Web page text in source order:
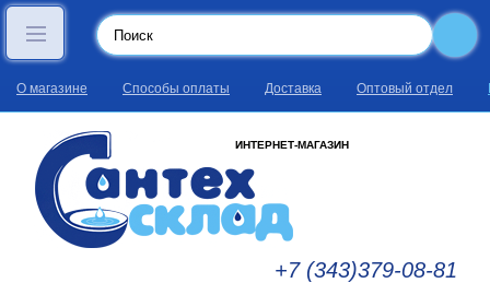
О магазине Способы оплаты Доставка Оптовый отдел
ИНТЕРНЕТ-МАГАЗИН
+7 (343)379-08-81